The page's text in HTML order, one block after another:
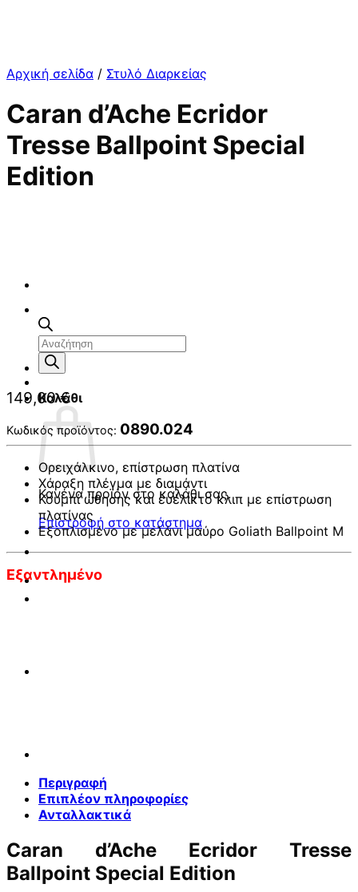
Αναζήτηση
προϊόντων
Καλάθι
Κανένα προϊόν στο καλάθι σας.
Επιστροφή στο κατάστημα
Αρχική σελίδα / Στυλό Διαρκείας
Caran d’Ache Ecridor
Tresse Ballpoint Special
Edition
149,00€
Κωδικός προϊόντος: 0890.024
Ορειχάλκινο, επίστρωση πλατίνα
Χάραξη πλέγμα με διαμάντι
Κουμπί ώθησης και ευέλικτο κλιπ με επίστρωση
πλατίνας
Εξοπλισμένο με μελάνι μαύρο Goliath Ballpoint M
Εξαντλημένο
Περιγραφή
Επιπλέον πληροφορίες
Ανταλλακτικά
Caran d’Ache Ecridor Tresse
Ballpoint Special Edition